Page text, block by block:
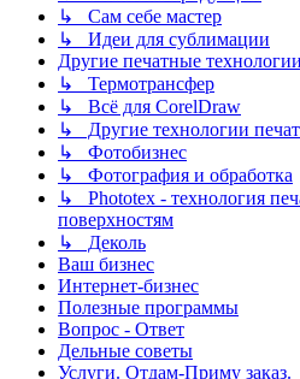
↳ Сам себе мастер
↳ Идеи для сублимации
Другие печатные технологии
↳ Термотрансфер
↳ Всё для CorelDraw
↳ Другие технологии
↳ Фотобизнес
↳ Фотография и обработка
↳ Phototex - технология
поверхностям
↳ Деколь
Ваш бизнес
Интернет-бизнес
Полезные программы
Вопрос - Ответ
Дельные советы
Услуги. Отдам-Приму заказ.